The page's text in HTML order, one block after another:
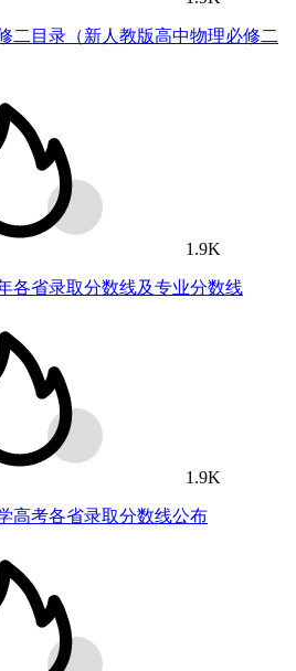
二目录（新人教版高中物理必修二
1.9K
各省录取分数线及专业分数线
1.9K
高考各省录取分数线公布